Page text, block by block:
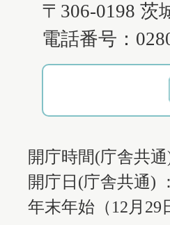
〒306-0198 茨
電話番号：
開庁時間(庁舎共
開庁日(庁舎共通)
年末年始（12月